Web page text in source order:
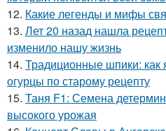
12. Какие легенды и мифы
13. Лет 20 назад нашла
изменило нашу жизнь
14. Традиционные шпики: как
огурцы по старому рецепту
15. Таня F1: Семена
высокого урожая